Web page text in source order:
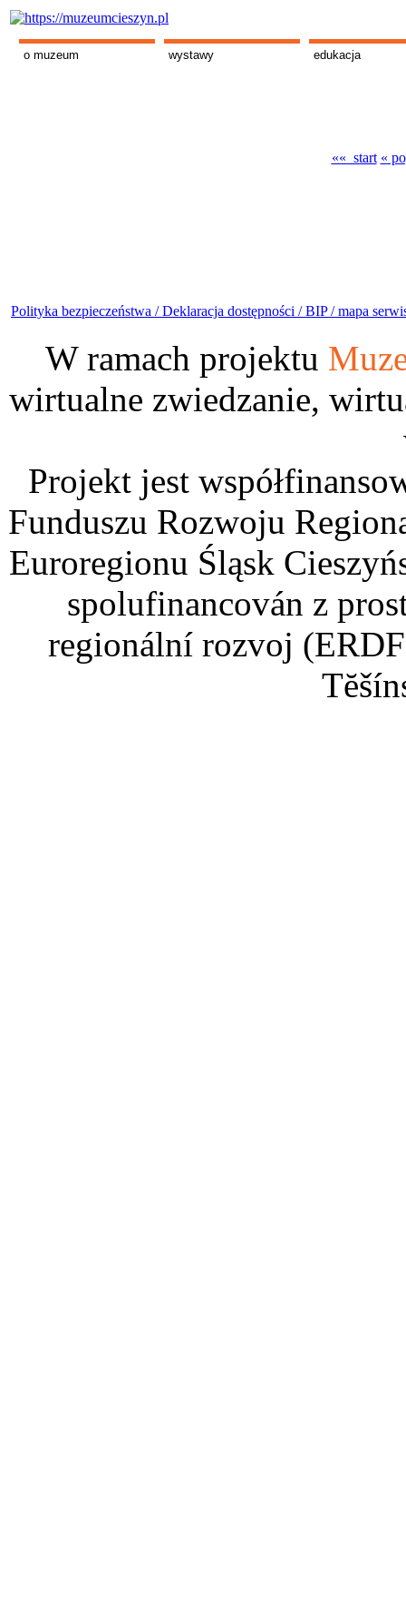
o muzeum wystawy edukacja
«« start «
Polityka bezpieczeństwa /Deklaracja dostępności /BIP /mapa
W ramach projektu
wirtualne zwiedzanie,
Projekt jest
Funduszu Rozwoju
Euroregionu Śląsk
spolufinancován z
regionální rozvoj